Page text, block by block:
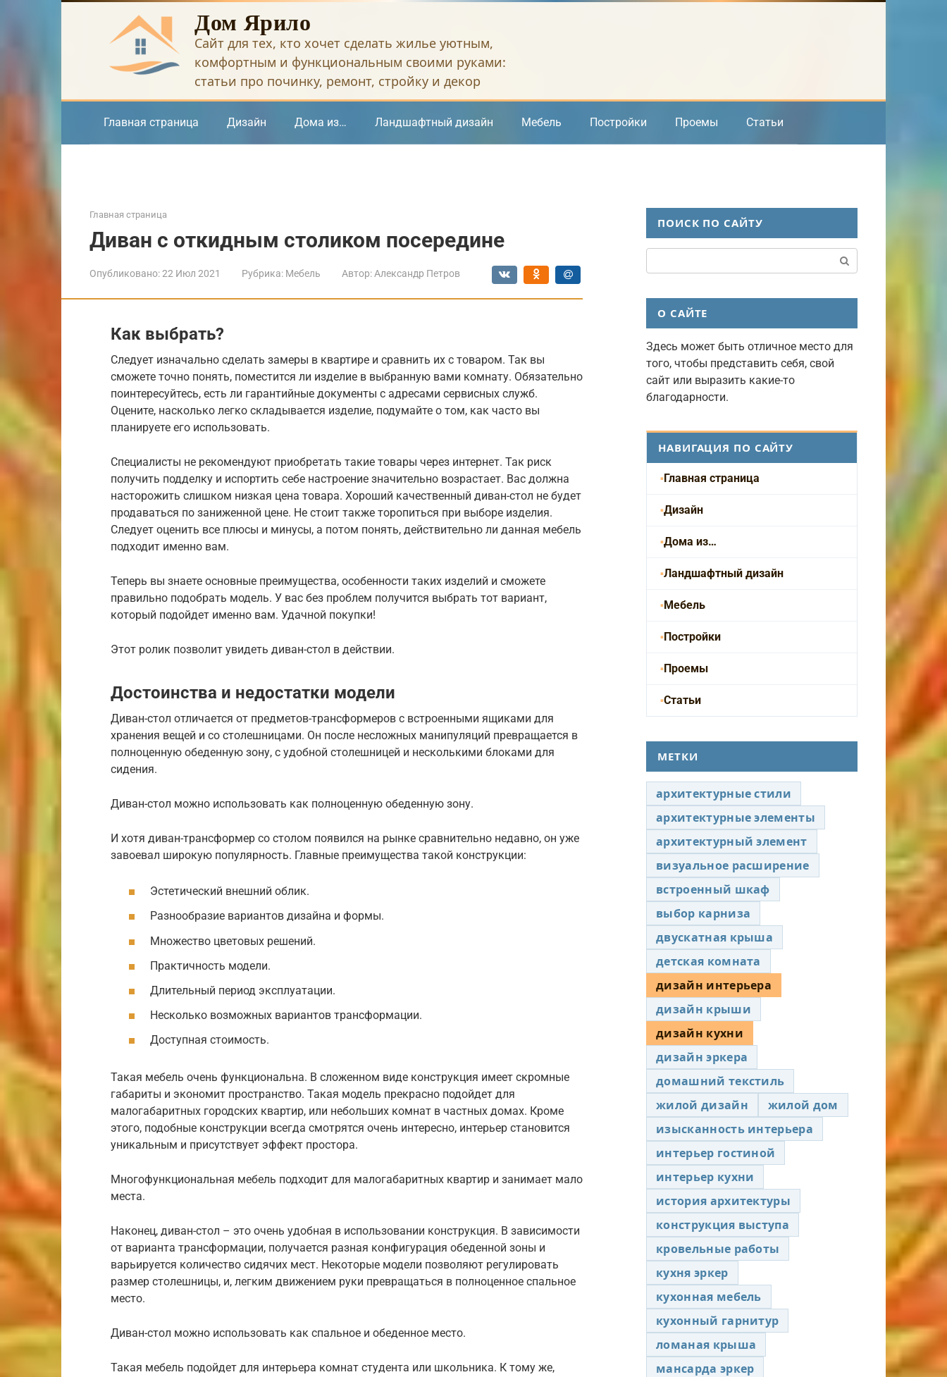
Дом Ярило
Сайт для тех, кто хочет сделать жилье уютным,
комфортным и функциональным своими руками:
статьи про починку, ремонт, стройку и декор
Главная страница Дизайн Дома из… Ландшафтный дизайн Мебель Постройки Проемы Статьи
Главная страница
Диван с откидным столиком посередине
Опубликовано:22 Июл 2021 Рубрика: Мебель Автор: Александр Петров
Как выбрать?
Следует изначально сделать замеры в квартире и сравнить их с товаром. Так вы
сможете точно понять, поместится ли изделие в выбранную вами комнату. Обязательно
поинтересуйтесь, есть ли гарантийные документы с адресами сервисных служб.
Оцените, насколько легко складывается изделие, подумайте о том, как часто вы
планируете его использовать.
Специалисты не рекомендуют приобретать такие товары через интернет. Так риск
получить подделку и испортить себе настроение значительно возрастает. Вас должна
насторожить слишком низкая цена товара. Хороший качественный диван-стол не будет
продаваться по заниженной цене. Не стоит также торопиться при выборе изделия.
Следует оценить все плюсы и минусы, а потом понять, действительно ли данная мебель
подходит именно вам.
Теперь вы знаете основные преимущества, особенности таких изделий и сможете
правильно подобрать модель. У вас без проблем получится выбрать тот вариант,
который подойдет именно вам. Удачной покупки!
Этот ролик позволит увидеть диван-стол в действии.
Достоинства и недостатки модели
Диван-стол отличается от предметов-трансформеров с встроенными ящиками для
хранения вещей и со столешницами. Он после несложных манипуляций превращается в
полноценную обеденную зону, с удобной столешницей и несколькими блоками для
сидения.
Диван-стол можно использовать как полноценную обеденную зону.
И хотя диван-трансформер со столом появился на рынке сравнительно недавно, он уже
завоевал широкую популярность. Главные преимущества такой конструкции:
Эстетический внешний облик.
Разнообразие вариантов дизайна и формы.
Множество цветовых решений.
Практичность модели.
Длительный период эксплуатации.
Несколько возможных вариантов трансформации.
Доступная стоимость.
Такая мебель очень функциональна. В сложенном виде конструкция имеет скромные
габариты и экономит пространство. Такая модель прекрасно подойдет для
малогабаритных городских квартир, или небольших комнат в частных домах. Кроме
этого, подобные конструкции всегда смотрятся очень интересно, интерьер становится
уникальным и присутствует эффект простора.
Многофункциональная мебель подходит для малогабаритных квартир и занимает мало
места.
Наконец, диван-стол – это очень удобная в использовании конструкция. В зависимости
от варианта трансформации, получается разная конфигурация обеденной зоны и
варьируется количество сидячих мест. Некоторые модели позволяют регулировать
размер столешницы, и, легким движением руки превращаться в полноценное спальное
место.
Диван-стол можно использовать как спальное и обеденное место.
Такая мебель подойдет для интерьера комнат студента или школьника. К тому же,
ПОИСК ПО САЙТУ
О САЙТЕ
Здесь может быть отличное место для
того, чтобы представить себя, свой
сайт или выразить какие-то
благодарности.
НАВИГАЦИЯ ПО САЙТУ
Главная страница
Дизайн
Дома из…
Ландшафтный дизайн
Мебель
Постройки
Проемы
Статьи
МЕТКИ
архитектурные стили
архитектурные элементы
архитектурный элемент
визуальное расширение
встроенный шкаф
выбор карниза
двускатная крыша
детская комната
дизайн интерьера
дизайн крыши
дизайн кухни
дизайн эркера
домашний текстиль
жилой дизайн
жилой дом
изысканность интерьера
интерьер гостиной
интерьер кухни
история архитектуры
конструкция выступа
кровельные работы
кухня эркер
кухонная мебель
кухонный гарнитур
ломаная крыша
мансарда эркер